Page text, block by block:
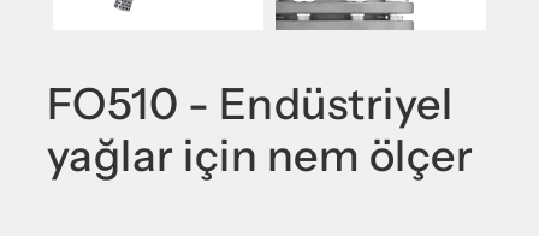
FO510 - Endüstriyel
yağlar için nem ölçer